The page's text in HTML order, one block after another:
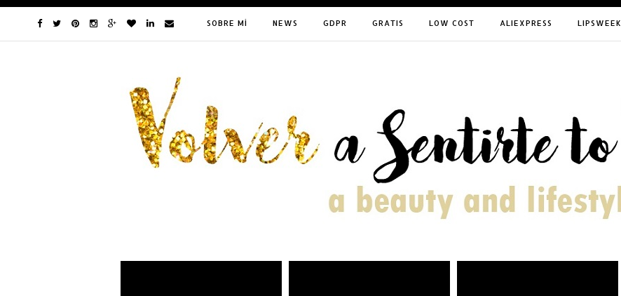
SOBRE MÍ NEWS GDPR GRATIS LOW COST ALIEXPRESS LIPSWEEK